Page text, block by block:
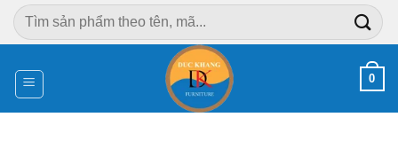
Chuyển
đến
dung
Tìm
kiếm:
0